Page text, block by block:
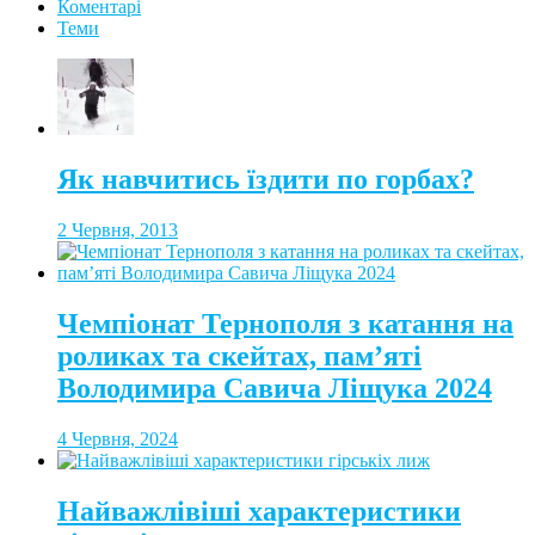
Коментарі
Теми
Як навчитись їздити по горбах?
2 Червня, 2013
Чемпіонат Тернополя з катання на
роликах та скейтах, пам’яті
Володимира Савича Ліщука 2024
4 Червня, 2024
Найважлівіші характеристики